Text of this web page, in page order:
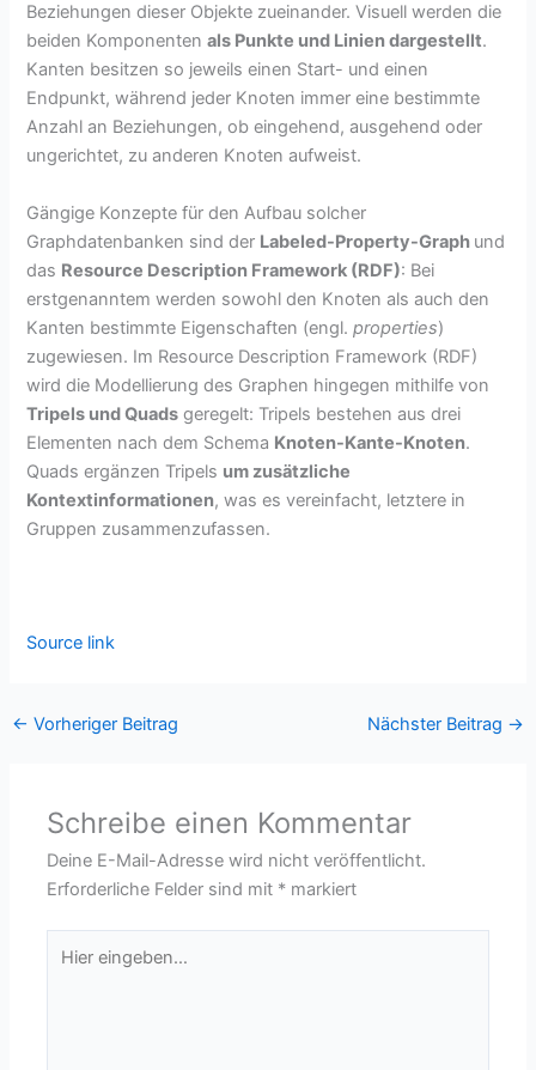
Beziehungen dieser Objekte zueinander. Visuell werden die
beiden Komponentenals Punkte und Linien dargestellt.
Kanten besitzen so jeweils einen Start- und einen
Endpunkt, während jeder Knoten immer eine bestimmte
Anzahl an Beziehungen, ob eingehend, ausgehend oder
ungerichtet, zu anderen Knoten aufweist.
Gängige Konzepte für den Aufbau solcher
Graphdatenbanken sind der Labeled-Property-Graph und
das Resource Description Framework (RDF): Bei
erstgenanntem werden sowohl den Knoten als auch den
Kanten bestimmte Eigenschaften (engl.properties)
zugewiesen. Im Resource Description Framework (RDF)
wird die Modellierung des Graphen hingegen mithilfe von
Tripels und Quads geregelt: Tripels bestehen aus drei
Elementen nach dem Schema Knoten-Kante-Knoten.
Quads ergänzen Tripels um zusätzliche
Kontextinformationen, was es vereinfacht, letztere in
Gruppen zusammenzufassen.
Source link
← Vorheriger Beitrag Nächster Beitrag →
Schreibe einen Kommentar
Deine E-Mail-Adresse wird nicht veröffentlicht.
Erforderliche Felder sind mit * markiert
eingeben…